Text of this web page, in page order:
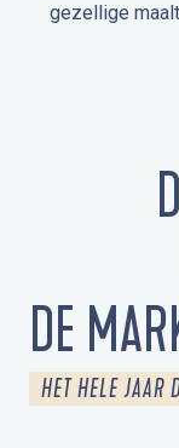
gezellige
DE
HET HELE JAAR